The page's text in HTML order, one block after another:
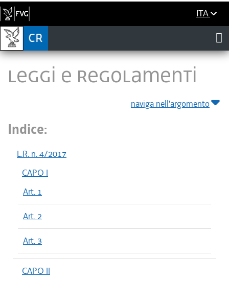
ITA
LEGGI E REGOLAMENTI
naviga nell'argomento
Indice:
L.R. n. 4/2017
CAPO I
Art. 1
Art. 2
Art. 3
CAPO II